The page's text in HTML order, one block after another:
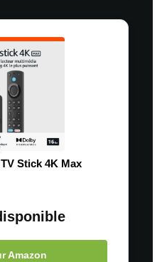
Stick 4K Max
Amazon